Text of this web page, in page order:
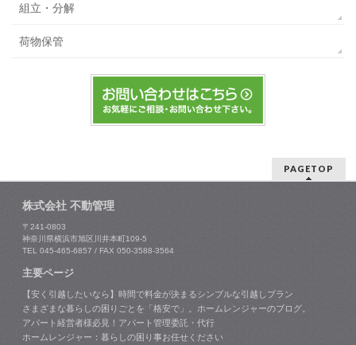
組立・分解
荷物保管
PAGETOP
株式会社 不動管理
〒241-0803
神奈川県横浜市旭区川井本町109-5
TEL 045-465-6857 / FAX 050-3588-3564
主要ページ
【安く引越したいなら】時間で料金が決まるシンプルな引越しプラン
さまざまな暮らしの困りごとを「格安で」。ホームレンジャーのブログ。
アパート経営者様必見！アパート管理委託・代行
ホームレンジャー：暮らしの困り事お任せください